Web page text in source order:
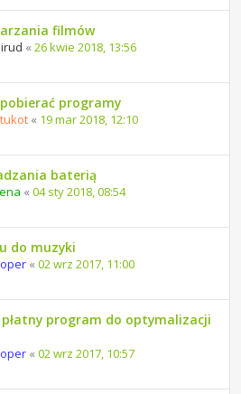
filmów
« 26 kwie 2018, 13:56
programy
« 19 mar 2018, 12:10
baterią
« 04 sty 2018, 08:54
do muzyki
« 02 wrz 2017, 11:00
program do optymalizacji
« 02 wrz 2017, 10:57